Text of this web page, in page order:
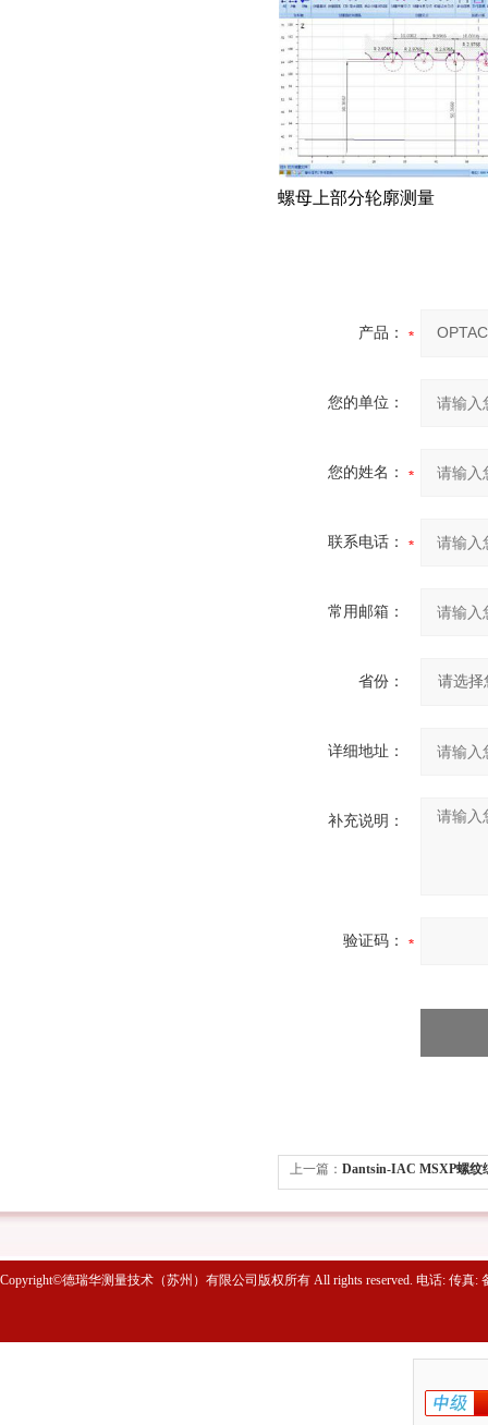
螺母上部分轮廓测量
产品：
您的单位：
您的姓名：
联系电话：
常用邮箱：
省份：
详细地址：
补充说明：
验证码：
上一篇： Dantsin-IAC MSXP螺纹
Copyright©德瑞华测量技术（苏州）有限公司版权所有 All rights reserved. 电话: 传真: